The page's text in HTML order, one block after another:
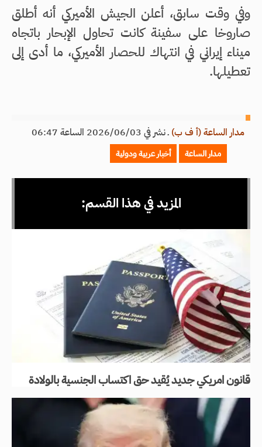
وفي وقت سابق، أعلن الجيش الأميركي أنه أطلق
صاروخا على سفينة كانت تحاول الإبحار باتجاه
ميناء إيراني في انتهاك للحصار الأميركي، ما أدى إلى
تعطيلها.
مدار الساعة (أ ف ب) ـنشر في 2026/06/03 الساعة 06:47
مدار الساعة أخبار عربية ودولية
المزيد في هذا القسم:
قانون امريكي جديد يُقيد حق اكتساب الجنسية بالولادة